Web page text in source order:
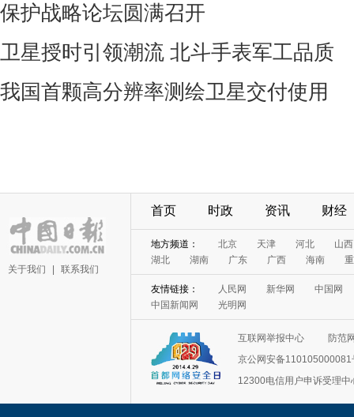
保护战略论坛圆满召开
卫星授时引领潮流 北斗手表军工品质
我国首颗高分辨率测绘卫星交付使用
关于我们 联系我们
首页 时政 资讯 财经
地方频道： 北京 天津 河北
山西
湖北
湖南 广东 广西 海南
友情链接： 人民网 新华网
中国网
中国新闻网
光明网
互联网举报中心
防范
京公网安备110105000081
12300电信用户申诉受理中